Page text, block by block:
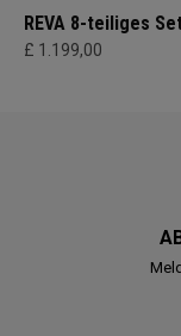
REVA 8-teiliges
£ 1.199,00